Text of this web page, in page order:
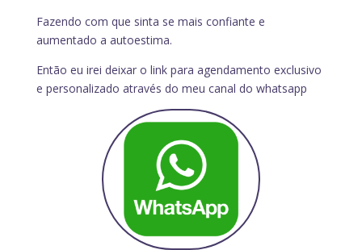
Fazendo com que sinta se mais confiante e
aumentado a autoestima.
Então eu irei deixar o link para agendamento exclusivo
e personalizado através do meu canal do whatsapp